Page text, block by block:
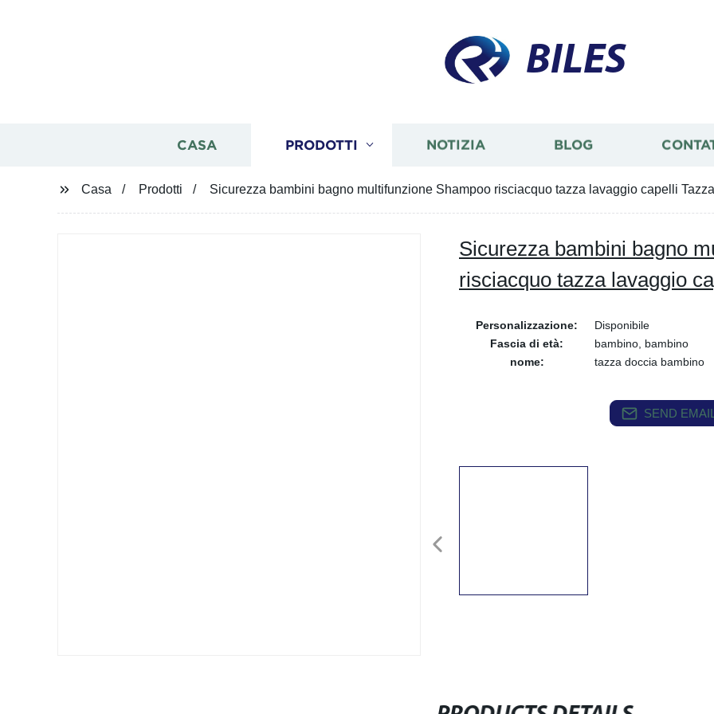
BILES
CASA PRODOTTI NOTIZIA BLOG
Casa Prodotti Sicurezza bambini bagno multifunzione Shampoo risciacquo tazza lavaggio capelli Tazza
Sicurezza bambini bagno
risciacquo tazza lavaggio
Personalizzazione:
Disponibile
Fascia di età:
bambino, bambino
nome:
tazza doccia bambino
SEND